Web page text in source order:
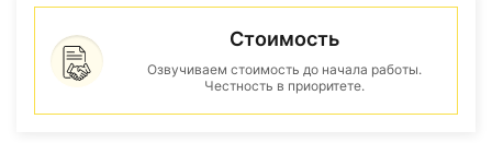
Стоимость
Озвучиваем стоимость до начала работы.
Честность в приоритете.